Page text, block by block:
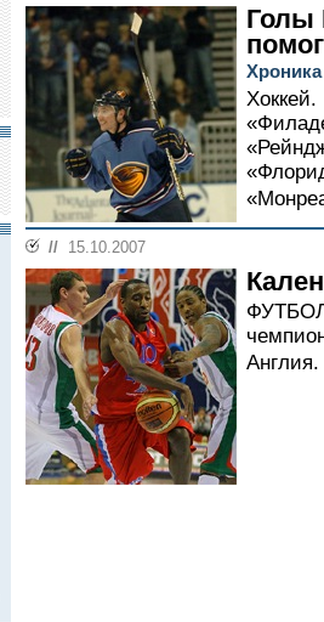
Голы
// 15.10.2007